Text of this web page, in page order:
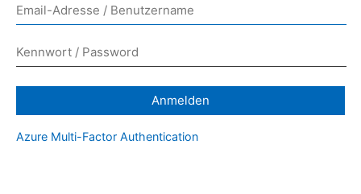
Anmelden
Azure Multi-Factor Authentication